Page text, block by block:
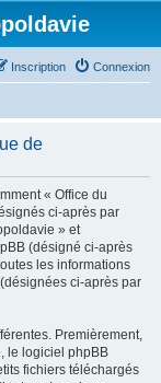
Connexion
Inscription
de
« Office du
ci-après par
» et
(désigné ci-après
les informations
ci-après par
Premièrement,
le logiciel phpBB
fichiers téléchargés